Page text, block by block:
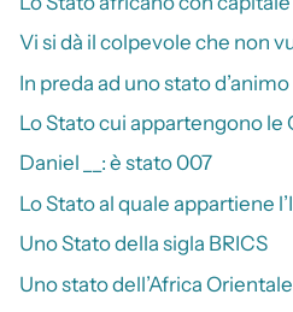
Vi si dà il colpevole che non
In preda ad uno stato d’animo
Lo Stato cui appartengono le
Daniel __: è stato 007
Lo Stato al quale appartiene
Uno Stato della sigla BRICS
Uno stato dell’Africa Orientale